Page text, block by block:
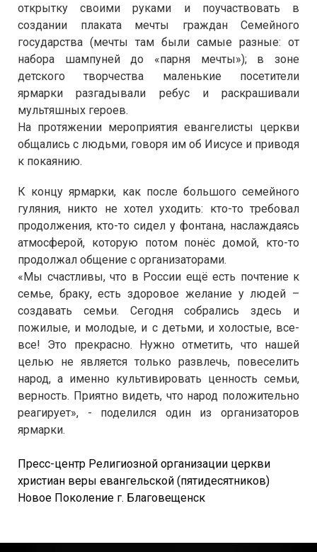
открытку своими руками и поучаствовать в
создании плаката мечты граждан Семейного
государства (мечты там были самые разные: от
набора шампуней до «парня мечты»); в зоне
детского творчества маленькие посетители
ярмарки разгадывали ребус и раскрашивали
мультяшных героев.
На протяжении мероприятия евангелисты церкви
общались с людьми, говоря им об Иисусе и приводя
к покаянию.
К концу ярмарки, как после большого семейного
гуляния, никто не хотел уходить: кто-то требовал
продолжения, кто-то сидел у фонтана, наслаждаясь
атмосферой, которую потом понёс домой, кто-то
продолжал общение с организаторами.
«Мы счастливы, что в России ещё есть почтение к
семье, браку, есть здоровое желание у людей –
создавать семьи. Сегодня собрались здесь и
пожилые, и молодые, и с детьми, и холостые, все-
все! Это прекрасно. Нужно отметить, что нашей
целью не является только развлечь, повеселить
народ, а именно культивировать ценность семьи,
верность. Приятно видеть, что народ положительно
реагирует», - поделился один из организаторов
ярмарки.
Пресс-центр Религиозной организации церкви
христиан веры евангельской (пятидесятников)
Новое Поколение г. Благовещенск